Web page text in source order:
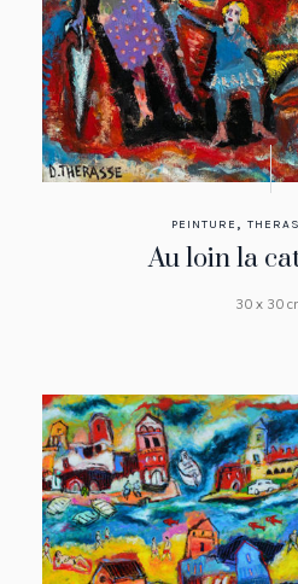
PEINTURE ,
Au loin la
30 x 30